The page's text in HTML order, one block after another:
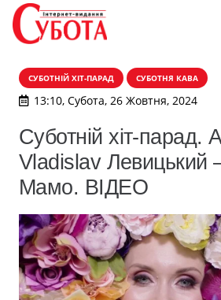
СУБОТНІЙ ХІТ-ПАРАД СУБОТНЯ КАВА
13:10, Субота, 26 Жовтня, 2024
Суботній хіт-парад.
Vladislav
Мамо. ВІДЕО